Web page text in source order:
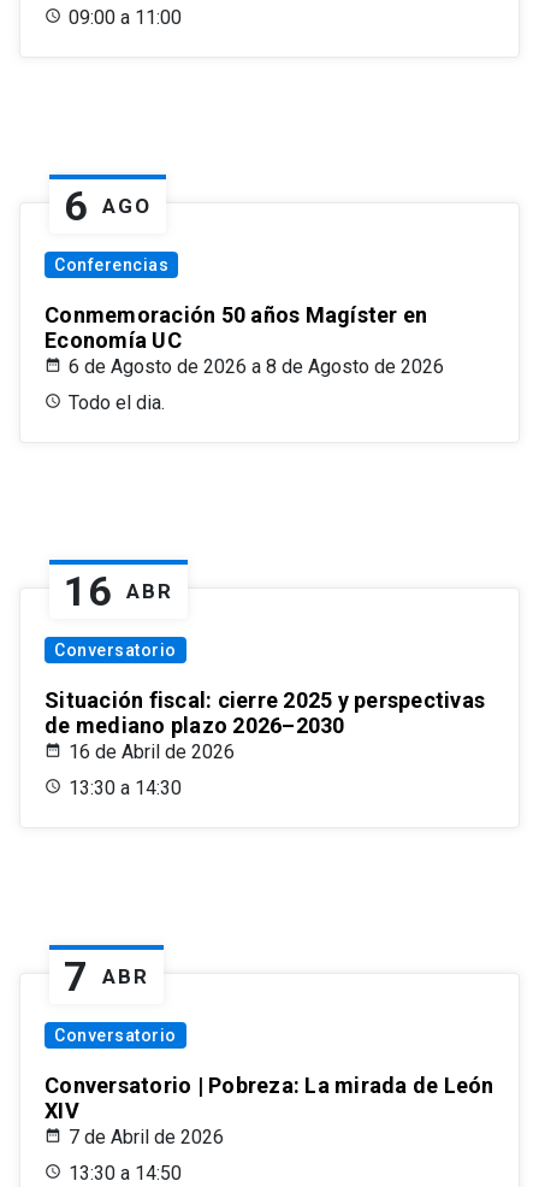
09:00 a 11:00
6 AGO
Conferencias
Conmemoración 50 años Magíster en
Economía UC
6 de Agosto de 2026 a 8 de Agosto de 2026
Todo el dia.
16 ABR
Conversatorio
Situación fiscal: cierre 2025 y perspectivas
de mediano plazo 2026–2030
16 de Abril de 2026
13:30 a 14:30
7 ABR
Conversatorio
Conversatorio | Pobreza: La mirada de León
XIV
7 de Abril de 2026
13:30 a 14:50